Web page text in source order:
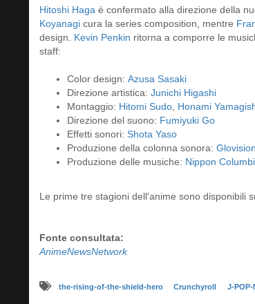
Hitoshi Haga è confermato alla direzione della
Koyanagi cura la series composition, mentre
design. Kevin Penkin ritorna a comporre le
staff:
Color design: Azusa Sasaki
Direzione artistica: Junichi Higashi
Montaggio: Hitomi Sudo, Honami
Direzione del suono: Fumiyuki Go
Effetti sonori: Shota Yaso
Produzione della colonna sonora: Glovision
Produzione delle musiche: Nippon
Le prime tre stagioni dell'anime sono disponibili
Fonte consultata:
AnimeNewsNetwork
the-rising-of-the-shield-hero Crunchyroll J-POP-